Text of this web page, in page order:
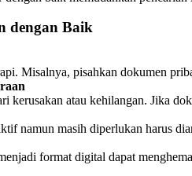
dengan Baik
Misalnya, pisahkan dokumen
kerusakan atau kehilangan. Jika
namun masih diperlukan harus
format digital dapat